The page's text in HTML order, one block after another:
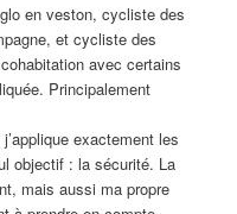
en veston, cycliste des
et cycliste des
avec certains
Principalement
exactement les
objectif : la sécurité. La
mais aussi ma propre